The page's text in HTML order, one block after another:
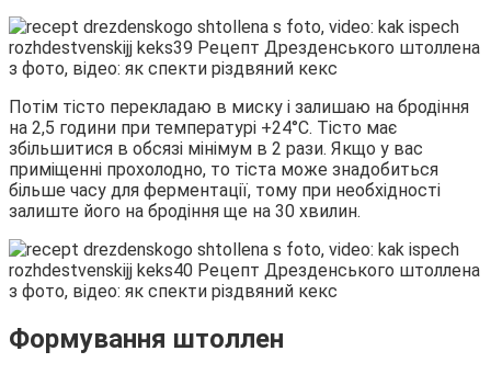
Потім тісто перекладаю в миску і залишаю на бродіння
на 2,5 години при температурі +24°С. Тісто має
збільшитися в обсязі мінімум в 2 рази. Якщо у вас
приміщенні прохолодно, то тіста може знадобиться
більше часу для ферментації, тому при необхідності
залиште його на бродіння ще на 30 хвилин.
Формування штоллен